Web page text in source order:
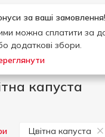
за ваші замовлення!
можна сплатити за
додаткові збори.
овочі Овочі
капуста
Цвітна капуста